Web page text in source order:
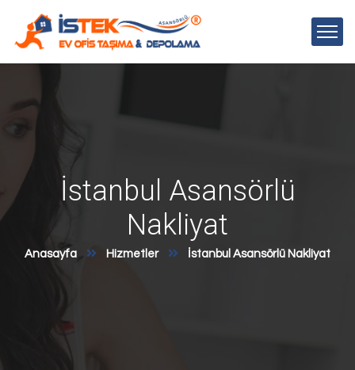
İstanbul Asansörlü
Nakliyat
Anasayfa Hizmetler İstanbul Asansörlü Nakliyat